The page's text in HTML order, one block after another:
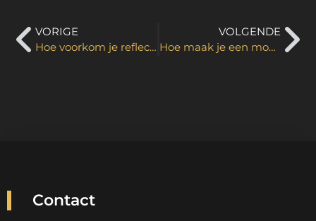
VORIGE
Hoe voorkom je reflectie op etalageschermen?
VOLGENDE
Hoe maak je een mooie etalage?
Contact